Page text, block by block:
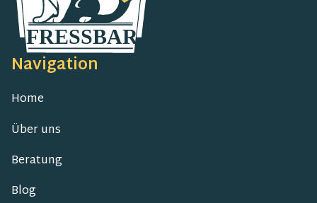
Navigation
Home
Über uns
Beratung
Blog